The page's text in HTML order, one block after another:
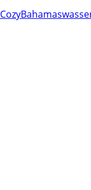
CozyBahamas